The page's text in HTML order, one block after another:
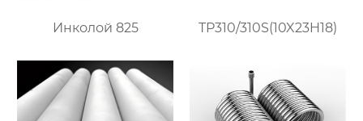
Инколой 825 TP310/310S(10X23H18)